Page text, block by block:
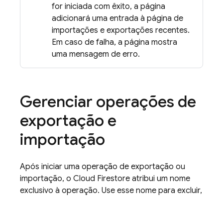
for iniciada com êxito, a página
adicionará uma entrada à página de
importações e exportações recentes.
Em caso de falha, a página mostra
uma mensagem de erro.
Gerenciar operações de
exportação e
importação
Após iniciar uma operação de exportação ou
importação, o Cloud Firestore atribui um nome
exclusivo à operação. Use esse nome para excluir,